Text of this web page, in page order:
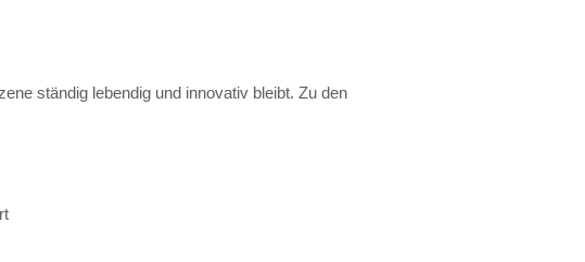
ständig lebendig und innovativ bleibt. Zu den